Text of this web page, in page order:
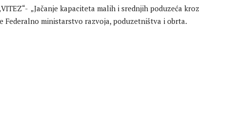
„Jačanje kapaciteta malih i srednjih poduzeća kroz
Federalno ministarstvo razvoja, poduzetništva i obrta.